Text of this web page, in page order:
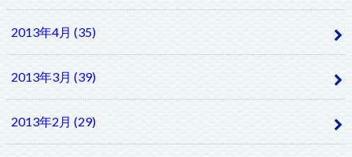
2013年4月 (35)
2013年3月 (39)
2013年2月 (29)